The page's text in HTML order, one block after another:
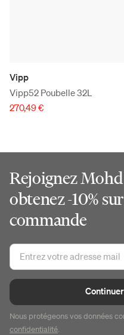
Vipp
Vipp52 Poubelle 32L
270,49 €
Rejoignez Mohd
obtenez -10%
commande
Nous protégeons vos données
confidentialité.